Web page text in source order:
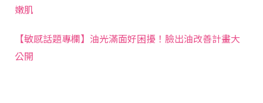
嫩肌
【敏感話題專欄】油光滿面好困擾！臉出油改善計畫大
公開